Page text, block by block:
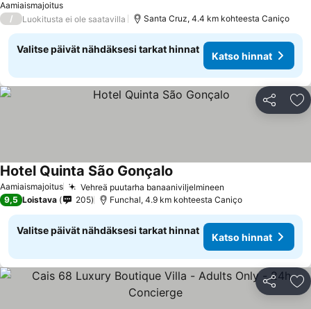
Aamiaismajoitus
/ Luokitusta ei ole saatavilla Santa Cruz, 4.4 km kohteesta Caniço
Valitse päivät nähdäksesi tarkat hinnat
Katso hinnat
Jaa
Aamiaismajoitus Vehreä puutarha banaaniviljelmineen
Hotel Quinta São Gonçalo
9,5 Loistava 205 Funchal, 4.9 km kohteesta Caniço
Valitse päivät nähdäksesi tarkat hinnat
Katso hinnat
Jaa